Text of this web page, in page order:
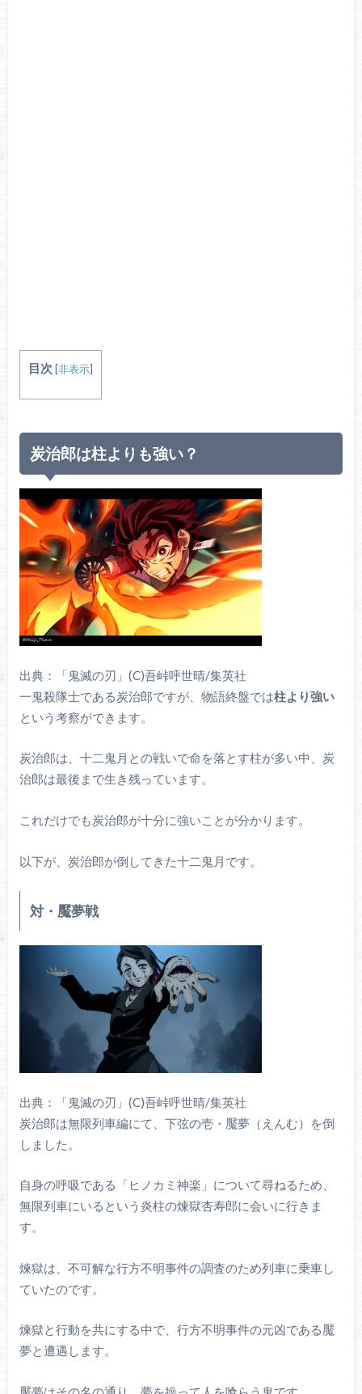
目次 [非表示]
炭治郎は柱よりも強い？
出典：「鬼滅の刃」(C)吾峠呼世晴/集英社
一鬼殺隊士である炭治郎ですが、物語終盤では柱より強い
という考察ができます。
炭治郎は、十二鬼月との戦いで命を落とす柱が多い中、炭
治郎は最後まで生き残っています。
これだけでも炭治郎が十分に強いことが分かります。
以下が、炭治郎が倒してきた十二鬼月です。
対・魘夢戦
出典：「鬼滅の刃」(C)吾峠呼世晴/集英社
炭治郎は無限列車編にて、下弦の壱・魘夢（えんむ）を倒
しました。
自身の呼吸である「ヒノカミ神楽」について尋ねるため、
無限列車にいるという炎柱の煉獄杏寿郎に会いに行きま
す。
煉獄は、不可解な行方不明事件の調査のため列車に乗車し
ていたのです。
煉獄と行動を共にする中で、行方不明事件の元凶である魘
夢と遭遇します。